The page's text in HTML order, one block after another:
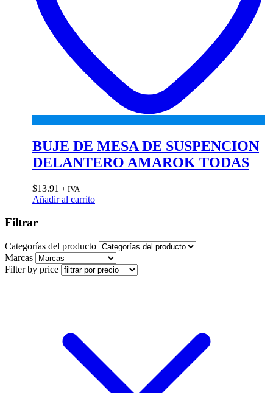
BUJE DE MESA DE SUSPENCION
DELANTERO AMAROK TODAS
$13.91 + IVA
Añadir al carrito
Filtrar
Categorías del producto
Marcas
Filter by price